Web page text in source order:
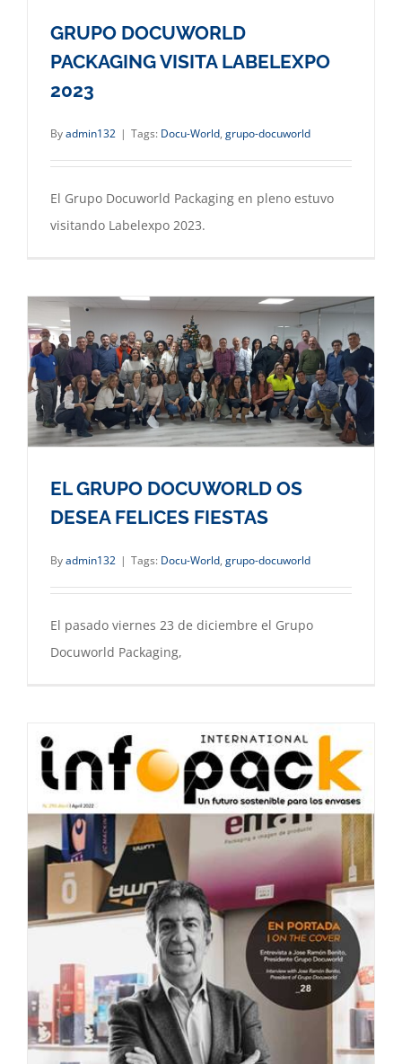
GRUPO DOCUWORLD
PACKAGING VISITA LABELEXPO
2023
Byadmin132 | Tags: Docu-World, grupo-docuworld
El Grupo Docuworld Packaging en pleno estuvo
visitando Labelexpo 2023.
EL GRUPO DOCUWORLD OS
DESEA FELICES FIESTAS
Byadmin132 | Tags: Docu-World, grupo-docuworld
El pasado viernes 23 de diciembre el Grupo
Docuworld Packaging,